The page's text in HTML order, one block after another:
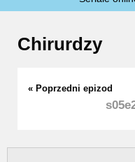
Chirurdzy
« Poprzedni epizod